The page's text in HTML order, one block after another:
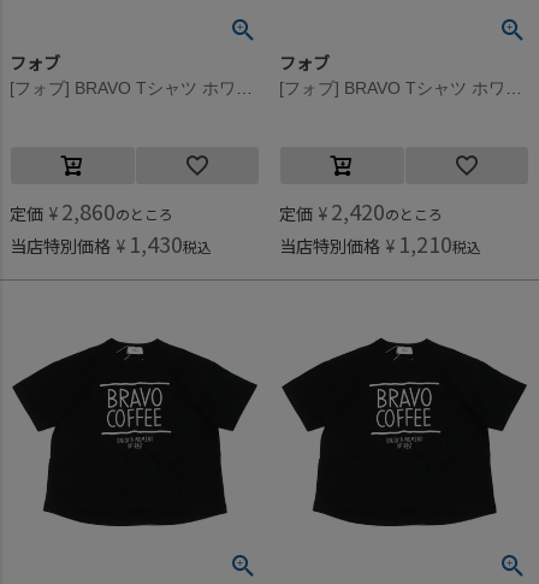
フォブ
定価 ¥ 2,860のところ
当店特別価格 ¥ 1,430税込
フォブ
定価 ¥ 2,420のところ
当店特別価格 ¥ 1,210税込